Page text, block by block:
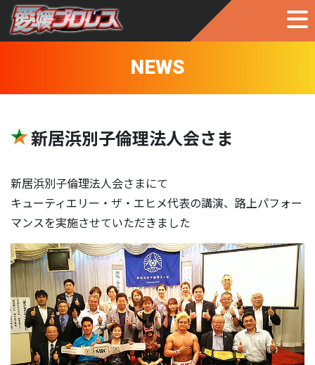
NEWS
新居浜別子倫理法人会さま
新居浜別子倫理法人会さまにて
キューティエリー・ザ・エヒメ代表の講演、路上パフォー
マンスを実施させていただきました